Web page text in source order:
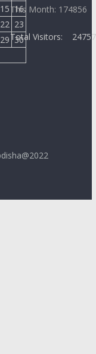
15 16
22 23
29 30
This Month: 174856
Total Visitors: